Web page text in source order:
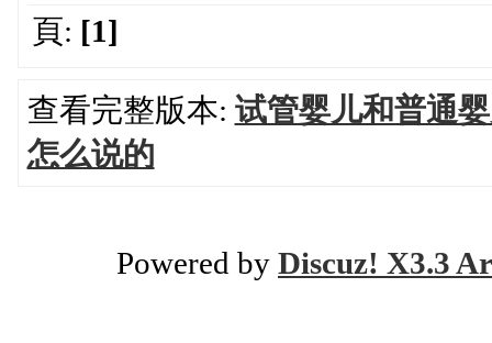
頁: [1]
查看完整版本: 试管婴儿和普通
怎么说的
Powered by Discuz! X3.3